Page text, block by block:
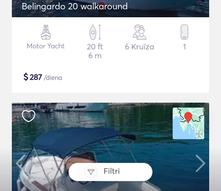
Filtri
Belingardo 20 walkaround
Motor Yacht
20 ft
6 m
6 Kruīza 1
$287 /diena